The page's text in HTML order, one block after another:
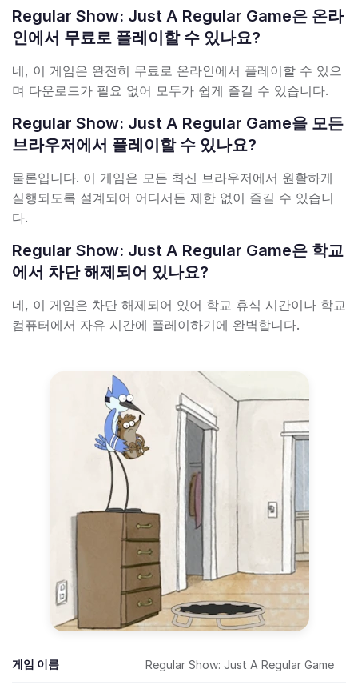
Regular Show: Just A Regular Game은 온라
인에서 무료로 플레이할 수 있나요?
네, 이 게임은 완전히 무료로 온라인에서 플레이할 수 있으
며 다운로드가 필요 없어 모두가 쉽게 즐길 수 있습니다.
Regular Show: Just A Regular Game을 모든
브라우저에서 플레이할 수 있나요?
물론입니다. 이 게임은 모든 최신 브라우저에서 원활하게
실행되도록 설계되어 어디서든 제한 없이 즐길 수 있습니
다.
Regular Show: Just A Regular Game은 학교
에서 차단 해제되어 있나요?
네, 이 게임은 차단 해제되어 있어 학교 휴식 시간이나 학교
컴퓨터에서 자유 시간에 플레이하기에 완벽합니다.
게임 이름 Regular Show: Just A Regular Game